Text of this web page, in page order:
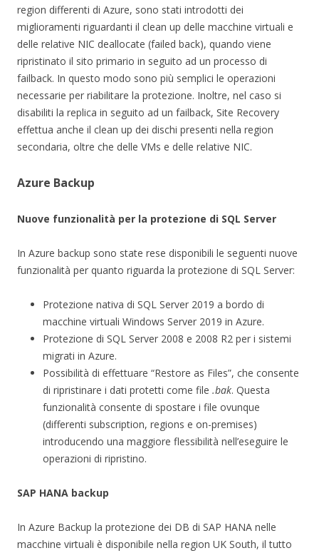
region differenti di Azure, sono stati introdotti dei
miglioramenti riguardanti il clean up delle macchine virtuali e
delle relative NIC deallocate (failed back), quando viene
ripristinato il sito primario in seguito ad un processo di
failback. In questo modo sono più semplici le operazioni
necessarie per riabilitare la protezione. Inoltre, nel caso si
disabiliti la replica in seguito ad un failback, Site Recovery
effettua anche il clean up dei dischi presenti nella region
secondaria, oltre che delle VMs e delle relative NIC.
Azure Backup
Nuove funzionalità per la protezione di SQL Server
In Azure backup sono state rese disponibili le seguenti nuove
funzionalità per quanto riguarda la protezione di SQL Server:
Protezione nativa di SQL Server 2019 a bordo di
macchine virtuali Windows Server 2019 in Azure.
Protezione di SQL Server 2008 e 2008 R2 per i sistemi
migrati in Azure.
Possibilità di effettuare “Restore as Files”, che consente
di ripristinare i dati protetti come file .bak. Questa
funzionalità consente di spostare i file ovunque
(differenti subscription, regions e on-premises)
introducendo una maggiore flessibilità nell’eseguire le
operazioni di ripristino.
SAP HANA backup
In Azure Backup la protezione dei DB di SAP HANA nelle
macchine virtuali è disponibile nella region UK South, il tutto